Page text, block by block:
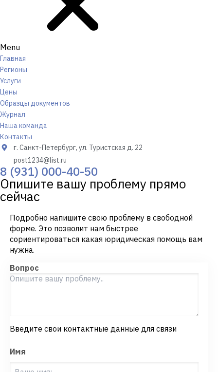
Menu
Главная
Регионы
Услуги
Цены
Образцы документов
Журнал
Наша команда
Контакты
г. Санкт-Петербург, ул. Туристская д. 22
post1234@list.ru
8 (931) 000-40-50
Опишите вашу проблему прямо
сейчас
Подробно напишите свою проблему в свободной
форме. Это позволит нам быстрее
сориентироваться какая юридическая помощь вам
нужна.
Вопрос
Введите свои контактные данные для связи
Имя